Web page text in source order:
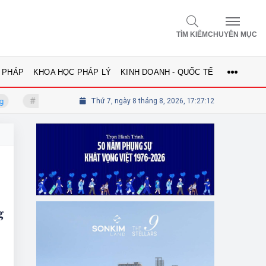
TÌM KIẾMCHUYÊN MỤC
KHOA HỌC PHÁP LÝ KINH DOANH - QUỐC TẾ
GS.TS Võ Khánh Vinh - Ủy viên Hội đồng Tổng biên tập Lê
Thứ 7, ngày 8 tháng 8, 2026, 17:27:12